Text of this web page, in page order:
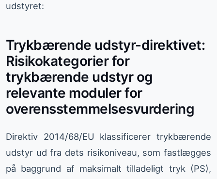
udstyret:
Trykbærende udstyr-direktivet:
Risikokategorier for
trykbærende udstyr og
relevante moduler for
overensstemmelsesvurdering
Direktiv 2014/68/EU klassificerer trykbærende
udstyr ud fra dets risikoniveau, som fastlægges
på baggrund af maksimalt tilladeligt tryk (PS),